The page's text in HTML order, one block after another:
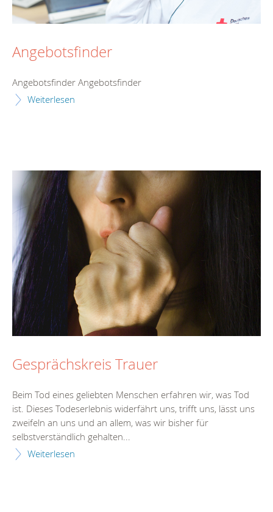
Angebotsfinder
Angebotsfinder Angebotsfinder
Weiterlesen
Gesprächskreis Trauer
Beim Tod eines geliebten Menschen erfahren wir, was Tod
ist. Dieses Todeserlebnis widerfährt uns, trifft uns, lässt uns
zweifeln an uns und an allem, was wir bisher für
selbstverständlich gehalten...
Weiterlesen